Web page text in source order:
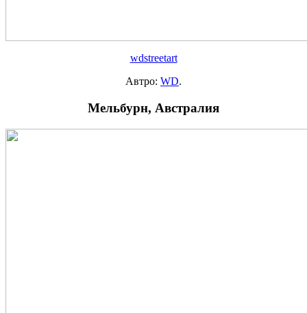
wdstreetart
Автро: WD.
Мельбурн, Австралия